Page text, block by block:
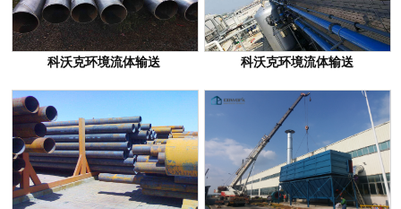
科沃克环境流体输送 科沃克环境流体输送